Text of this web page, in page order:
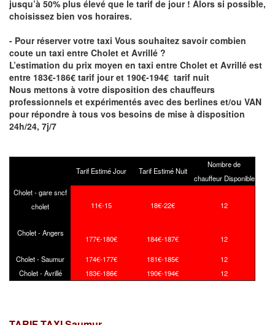
jusqu’à 50% plus élevé que le tarif de jour ! Alors si possible,
choisissez bien vos horaires.
- Pour réserver votre taxi Vous souhaitez savoircombien
coute un taxi entre Cholet et Avrillé ?
L’estimation du prix moyen en taxi entre Cholet et Avrillé est
entre 183€-186€ tarif jour et 190€-194€ tarif nuit
Nous mettons à votre disposition des chauffeurs
professionnels et expérimentés avec des berlines et/ou VAN
pour répondre à tous vos besoins de mise à disposition
24h/24, 7j/7
Tarif Estimé Jour Tarif Estimé Nuit
Nombre de
chauffeur Disponible
Cholet - gare sncf
cholet
11€-15 18€-22€ 12
Cholet - Angers
177€-180€ 184€-187€ 12
Cholet - Saumur 174€-177€ 181€-185€
12
Cholet - Avrillé
183€-186€ 190€-194€ 12